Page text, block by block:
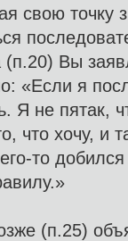
свою точку
Вы
«Если я
Я не пятак,
что хочу, и
то
(п.25)